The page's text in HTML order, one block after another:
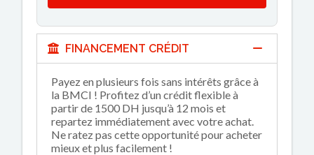
FINANCEMENT CRÉDIT
Payez en plusieurs fois sans intérêts grâce à
la BMCI ! Profitez d’un crédit flexible à
partir de 1500 DH jusqu’à 12 mois et
repartez immédiatement avec votre achat.
Ne ratez pas cette opportunité pour acheter
mieux et plus facilement !